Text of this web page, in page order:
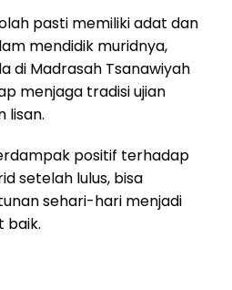
pasti memiliki adat dan
mendidik muridnya,
di Madrasah Tsanawiyah
menjaga tradisi ujian
lisan.
positif terhadap
setelah lulus, bisa
sehari-hari menjadi
baik.